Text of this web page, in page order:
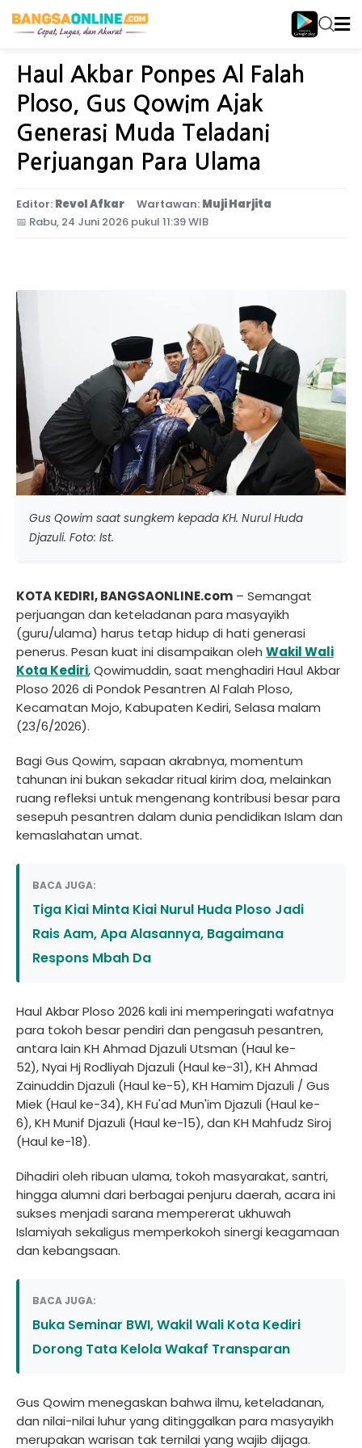
Home Jawa Timur
Haul Akbar Ponpes Al Falah
Ploso, Gus Qowim Ajak
Generasi Muda Teladani
Perjuangan Para Ulama
Editor: Revol Afkar Wartawan: Muji Harjita
📅 Rabu, 24 Juni 2026 pukul 11:39 WIB
Gus Qowim saat sungkem kepada KH. Nurul Huda
Djazuli. Foto: Ist.
KOTA KEDIRI, BANGSAONLINE.com – Semangat
perjuangan dan keteladanan para masyayikh
(guru/ulama) harus tetap hidup di hati generasi
penerus. Pesan kuat ini disampaikan oleh Wakil Wali
Kota Kediri, Qowimuddin, saat menghadiri Haul Akbar
Ploso 2026 di Pondok Pesantren Al Falah Ploso,
Kecamatan Mojo, Kabupaten Kediri, Selasa malam
(23/6/2026).
Bagi Gus Qowim, sapaan akrabnya, momentum
tahunan ini bukan sekadar ritual kirim doa, melainkan
ruang refleksi untuk mengenang kontribusi besar para
sesepuh pesantren dalam dunia pendidikan Islam dan
kemaslahatan umat.
BACA JUGA:
Tiga Kiai Minta Kiai Nurul Huda Ploso Jadi
Rais Aam, Apa Alasannya, Bagaimana
Respons Mbah Da
Haul Akbar Ploso 2026 kali ini memperingati wafatnya
para tokoh besar pendiri dan pengasuh pesantren,
antara lain KH Ahmad Djazuli Utsman (Haul ke-
52), Nyai Hj Rodliyah Djazuli (Haul ke-31), KH Ahmad
Zainuddin Djazuli (Haul ke-5), KH Hamim Djazuli / Gus
Miek (Haul ke-34), KH Fu'ad Mun'im Djazuli (Haul ke-
6), KH Munif Djazuli (Haul ke-15), dan KH Mahfudz Siroj
(Haul ke-18).
Dihadiri oleh ribuan ulama, tokoh masyarakat, santri,
hingga alumni dari berbagai penjuru daerah, acara ini
sukses menjadi sarana mempererat ukhuwah
Islamiyah sekaligus memperkokoh sinergi keagamaan
dan kebangsaan.
BACA JUGA:
Buka Seminar BWI, Wakil Wali Kota Kediri
Dorong Tata Kelola Wakaf Transparan
Gus Qowim menegaskan bahwa ilmu, keteladanan,
dan nilai-nilai luhur yang ditinggalkan para masyayikh
merupakan warisan tak ternilai yang wajib dijaga.